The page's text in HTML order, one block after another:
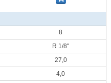
8
R 1/8"
27,0
4,0